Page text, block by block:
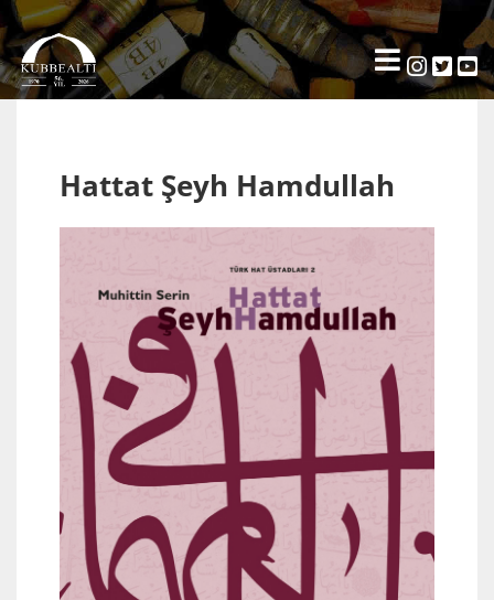
Hattat Şeyh Hamdullah